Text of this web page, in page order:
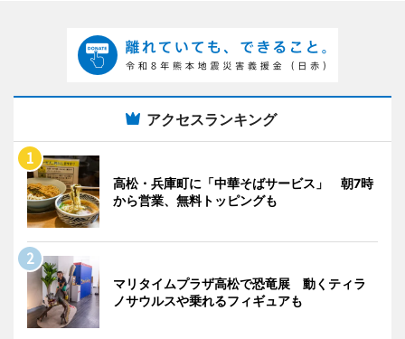
アクセスランキング
高松・兵庫町に「中華そばサービス」 朝7時
から営業、無料トッピングも
マリタイムプラザ高松で恐竜展 動くティラ
ノサウルスや乗れるフィギュアも